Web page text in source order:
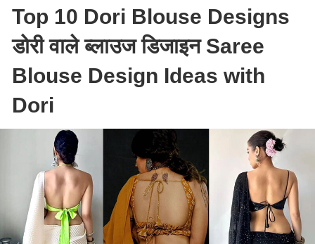
Top 10 Dori Blouse Designs
डोरी वाले ब्लाउज डिजाइन Saree
Blouse Design Ideas with
Dori